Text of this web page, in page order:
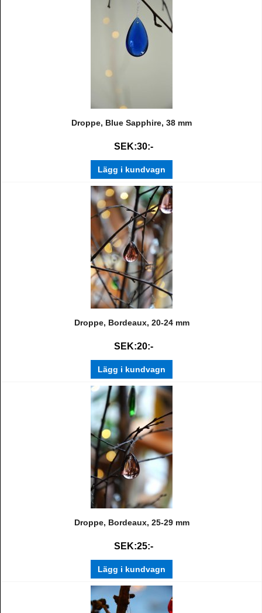
Droppe, Blue Sapphire, 38 mm
SEK:30:-
Lägg i kundvagn
Droppe, Bordeaux, 20-24 mm
SEK:20:-
Lägg i kundvagn
Droppe, Bordeaux, 25-29 mm
SEK:25:-
Lägg i kundvagn